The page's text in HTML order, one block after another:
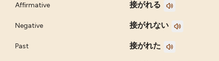
Affirmative 接がれる
Negative 接がれない
Past 接がれた